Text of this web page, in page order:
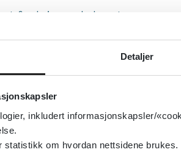
Detaljer
inkludert informasjonskapsler/
statistikk om hvordan nettsidene
for kvinners helse - trygge og